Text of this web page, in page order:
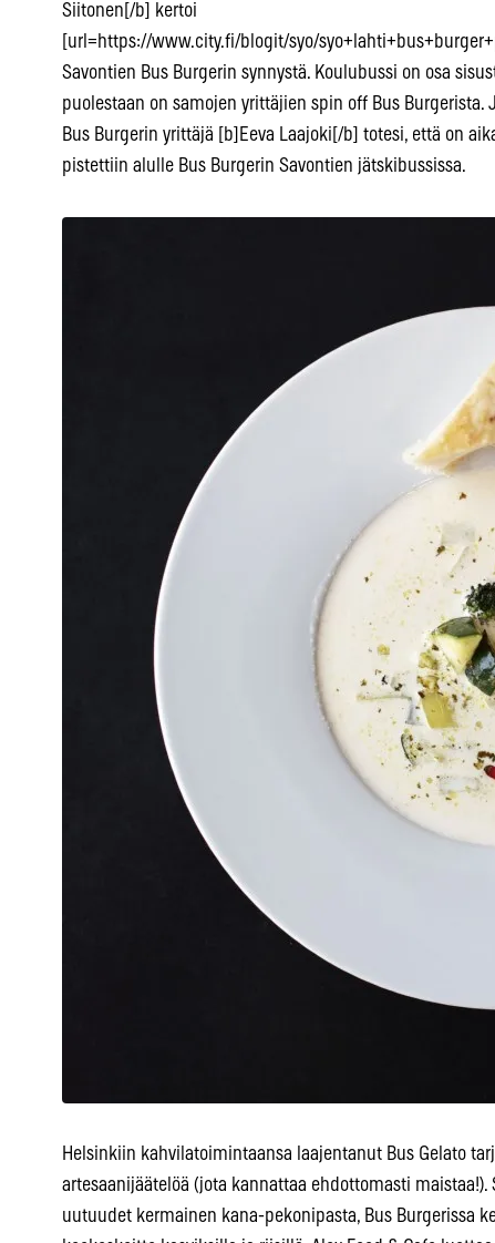
Siitonen[/b] kertoi
[url=https://www.city.fi/blogit/syo/
Savontien Bus Burgerin synnystä. Koulubussi on osa
puolestaan on samojen yrittäjien spin off Bus Burgerista.
Bus Burgerin yrittäjä [b]Eeva Laajoki[/b] totesi, että on
pistettiin alulle Bus Burgerin Savontien jätskibussissa.
Helsinkiin kahvilatoimintaansa laajentanut Bus Gelato
artesaanijäätelöä (jota kannattaa ehdottomasti maistaa!).
uutuudet kermainen kana-pekonipasta, Bus Burgerissa